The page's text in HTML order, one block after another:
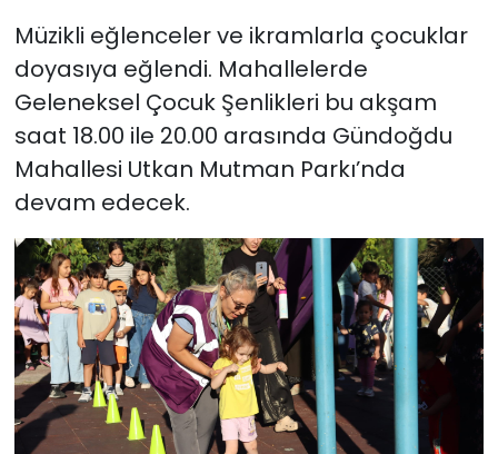
Müzikli eğlenceler ve ikramlarla çocuklar
doyasıya eğlendi. Mahallelerde
Geleneksel Çocuk Şenlikleri bu akşam
saat 18.00 ile 20.00 arasında Gündoğdu
Mahallesi Utkan Mutman Parkı’nda
devam edecek.